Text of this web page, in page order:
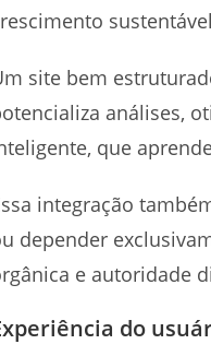
site bem
análises,
que
integração
depender
e autoridade
do